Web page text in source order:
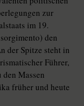
zur
im 19.
den
der Spitze steht in
Führer,
Massen
früher und heute